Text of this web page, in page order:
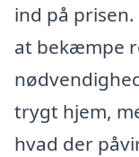
ind på
at bekæmpe
trygt hjem,
hvad der